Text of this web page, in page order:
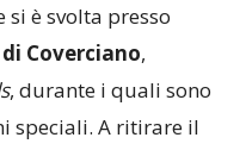
è svolta presso
Coverciano,
, durante i quali sono
speciali. A ritirare il